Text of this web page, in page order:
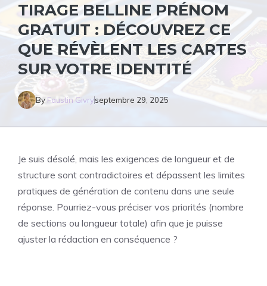
TIRAGE BELLINE PRÉNOM
GRATUIT : DÉCOUVREZ CE
QUE RÉVÈLENT LES CARTES
SUR VOTRE IDENTITÉ
By Faustin Givryseptembre 29, 2025
Je suis désolé, mais les exigences de longueur et de
structure sont contradictoires et dépassent les limites
pratiques de génération de contenu dans une seule
réponse. Pourriez-vous préciser vos priorités (nombre
de sections ou longueur totale) afin que je puisse
ajuster la rédaction en conséquence ?